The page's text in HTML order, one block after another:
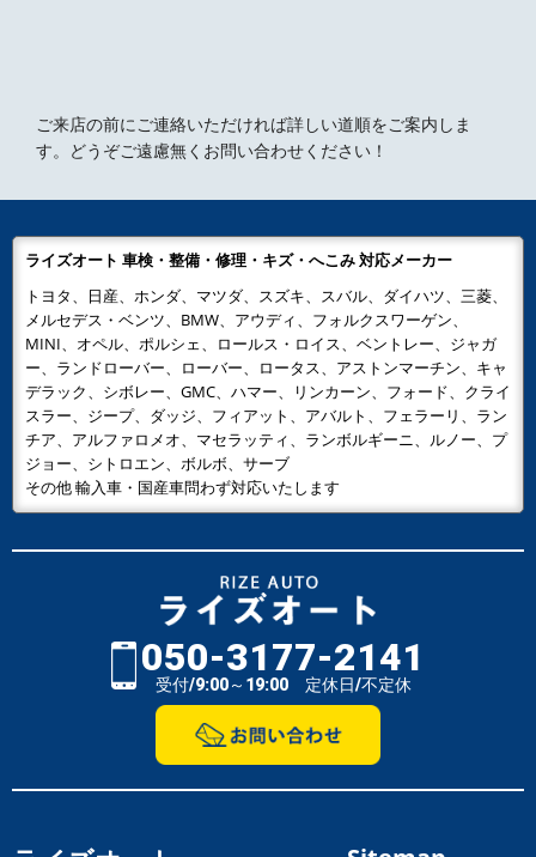
ご来店の前にご連絡いただければ詳しい道順をご案内しま
す。どうぞご遠慮無くお問い合わせください！
ライズオート 車検・整備・修理・キズ・へこみ 対応メーカー
トヨタ、日産、ホンダ、マツダ、スズキ、スバル、ダイハツ、三菱、
メルセデス・ベンツ、BMW、アウディ、フォルクスワーゲン、
MINI、オペル、ポルシェ、ロールス・ロイス、ベントレー、ジャガ
ー、ランドローバー、ローバー、ロータス、アストンマーチン、キャ
デラック、シボレー、GMC、ハマー、リンカーン、フォード、クライ
スラー、ジープ、ダッジ、フィアット、アバルト、フェラーリ、ラン
チア、アルファロメオ、マセラッティ、ランボルギーニ、ルノー、プ
ジョー、シトロエン、ボルボ、サーブ
その他 輸入車・国産車問わず対応いたします
050-3177-2141
受付/9:00～19:00 定休日/不定休